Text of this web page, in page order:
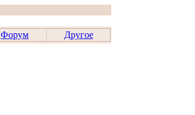
Форум Другое